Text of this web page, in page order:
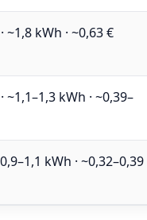
~1,8 kWh · ~0,63 €
~1,1–1,3 kWh · ~0,39–
kWh · ~0,32–0,39